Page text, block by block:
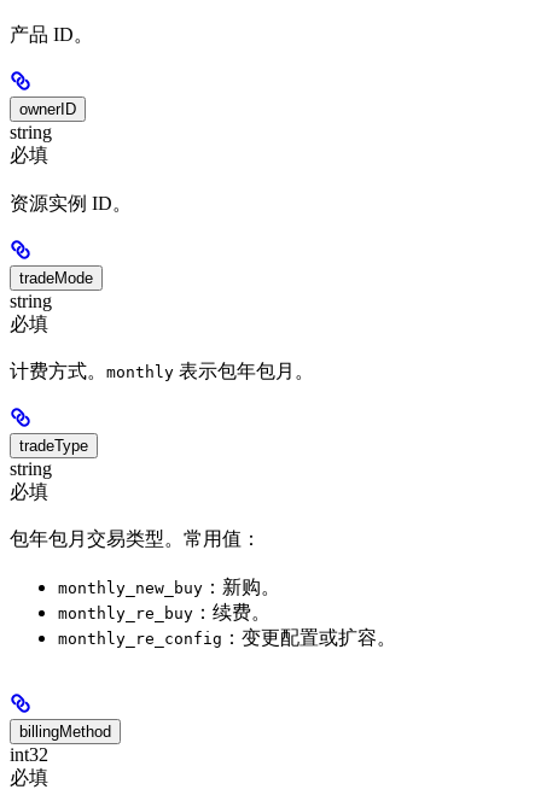
产品 ID。
ownerID
string
必填
资源实例 ID。
tradeMode
string
必填
计费方式。 monthly 表示包年包月。
tradeType
string
必填
包年包月交易类型。常用值：
monthly_new_buy ：新购。
monthly_re_buy ：续费。
monthly_re_config ：变更配置或扩容。
billingMethod
int32
必填